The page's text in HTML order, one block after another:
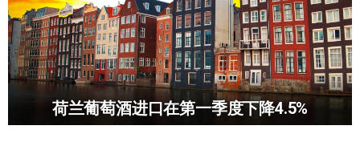
荷兰葡萄酒进口在第一季度下降4.5%